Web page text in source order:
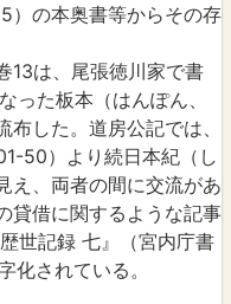
）の本奥書等からその存
13は、尾張徳川家で書
った板本（はんぽん、
した。道房公記では、
50）より続日本紀（し
え、両者の間に交流があ
貸借に関するような記事
世記録 七』（宮内庁書
化されている。